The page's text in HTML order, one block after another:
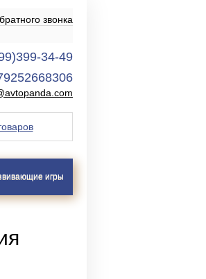
звонка
34-49
игры